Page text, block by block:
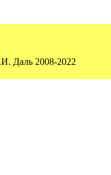
Даль 2008-2022